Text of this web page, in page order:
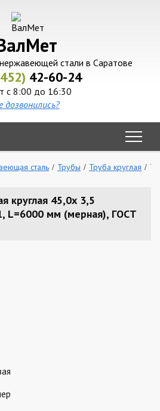
стали в Саратове
42-60-24
с 8:00 до 16:30
дозвонились?
сталь Трубы Труба круглая
круглая 45,0х 3,5
L=6000 мм (мерная), ГОСТ